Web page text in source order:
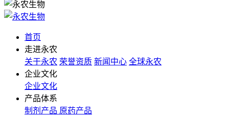
首页
走进永农
关于永农 荣誉资质 新闻中心 全球永农
企业文化
企业文化
产品体系
制剂产品 原药产品